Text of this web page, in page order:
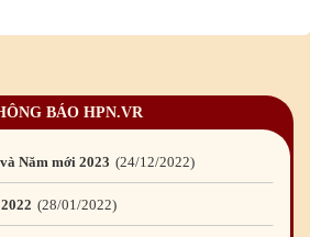
BÁO HPN.VR
09/02/2024
14/01/2023
Năm mới 2023 24/12/2022
28/01 /2022